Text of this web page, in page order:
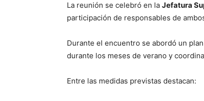
La reunión se celebró en la Jefatura
participación de responsables de
Durante el encuentro se abordó un
durante los meses de verano y
Entre las medidas previstas destacan: